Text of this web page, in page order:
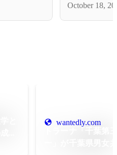
October 18,
wantedly.com